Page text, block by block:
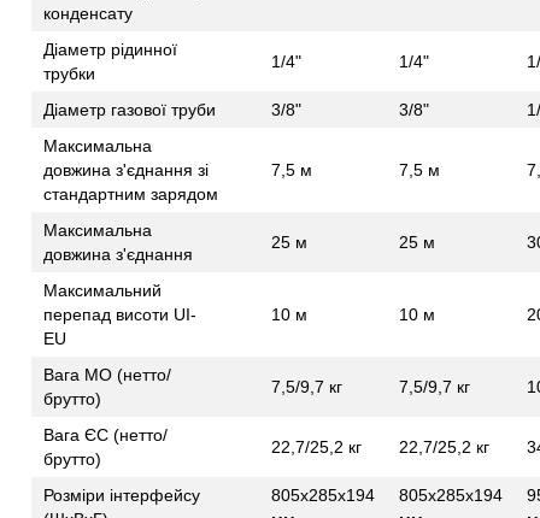
конденсату
Діаметр рідинної
трубки
1/4" 1/4"
Діаметр газової труби 3/8" 3/8"
Максимальна
довжина з'єднання зі
стандартним зарядом
7,5 м 7,5 м
Максимальна
довжина з'єднання
25 м 25 м
Максимальний
перепад висоти UI-
EU
10 м 10 м
Вага МО (нетто/
брутто)
7,5/9,7 кг 7,5/9,7 кг
Вага ЄС (нетто/
брутто)
22,7/25,2 кг 22,7/25,2 кг
Розміри інтерфейсу
805x285x194
805x285x194